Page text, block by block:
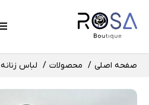
صفحه اصلی محصولات لباس زنانه